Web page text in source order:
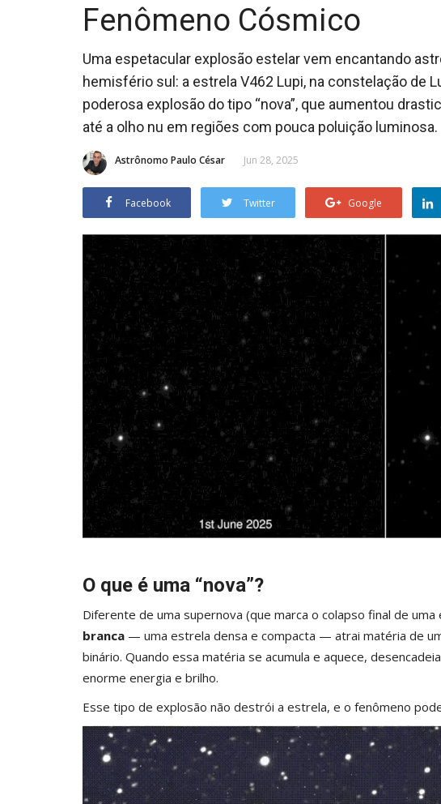
Fenômeno Cósmico
Uma espetacular explosão estelar vem encantando
hemisfério sul: a estrela V462 Lupi, na constelação de
poderosa explosão do tipo “nova”, que aumentou
até a olho nu em regiões com pouca poluição luminosa.
Astrônomo Paulo César Jun 28, 2025
Facebook Twitter Google
O que é uma “nova”?
Diferente de uma supernova (que marca o colapso final de
branca — uma estrela densa e compacta — atrai matéria de
binário. Quando essa matéria se acumula e aquece,
enorme energia e brilho.
Esse tipo de explosão não destrói a estrela, e o fenômeno